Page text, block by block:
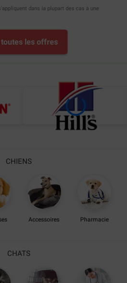
dans la plupart des cas à une
toutes les offres
CHIENS
Accessoires Pharmacie
CHATS